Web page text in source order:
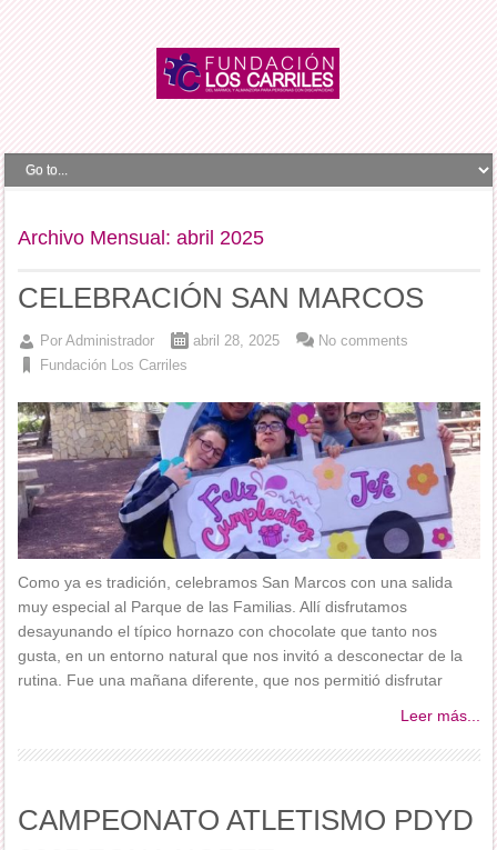
Archivo Mensual: abril 2025
CELEBRACIÓN SAN MARCOS
PorAdministrador
abril 28, 2025
Fundación Los Carriles
No comments
Como ya es tradición, celebramos San Marcos con una salida
muy especial al Parque de las Familias. Allí disfrutamos
desayunando el típico hornazo con chocolate que tanto nos
gusta, en un entorno natural que nos invitó a desconectar de la
rutina. Fue una mañana diferente, que nos permitió disfrutar
Leer más...
CAMPEONATO ATLETISMO PDYD